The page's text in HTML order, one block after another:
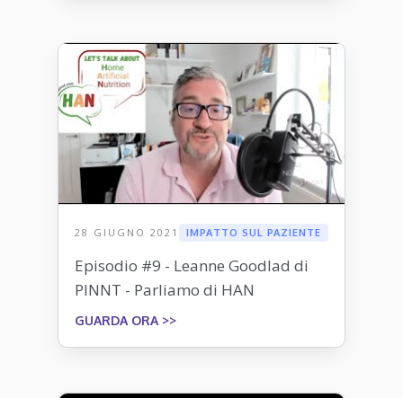
28 GIUGNO 2021 IMPATTO SUL PAZIENTE
Episodio #9 - Leanne Goodlad di
PINNT - Parliamo di HAN
GUARDA ORA >>